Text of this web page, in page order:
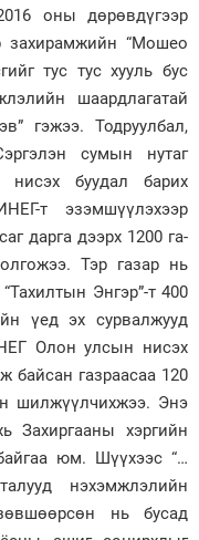
оны дөрөвдүгээр
захирамжийн “Мошео
тус тус хууль бус
шаардлагатай
гэжээ. Тодруулбал,
сумын нутаг
буудал барих
т эзэмшүүлэхээр
дарга дээрх 1200 га-
Тэр газар нь
Энгэр”-т 400
үед эх сурвалжууд
Олон улсын нисэх
байсан газраасаа 120
шилжүүлчихжээ. Энэ
Захиргааны хэргийн
юм. Шүүхээс “…
нэхэмжлэлийн
нь бусад